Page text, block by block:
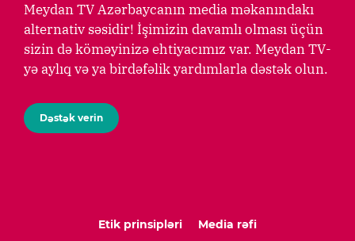
Meydan TV Azərbaycanın media məkanındakı
alternativ səsidir! İşimizin davamlı olması üçün
sizin də köməyinizə ehtiyacımız var. Meydan TV-
yə aylıq və ya birdəfəlik yardımlarla dəstək olun.
Dəstək verin
Etik prinsipləri
Media rəfi